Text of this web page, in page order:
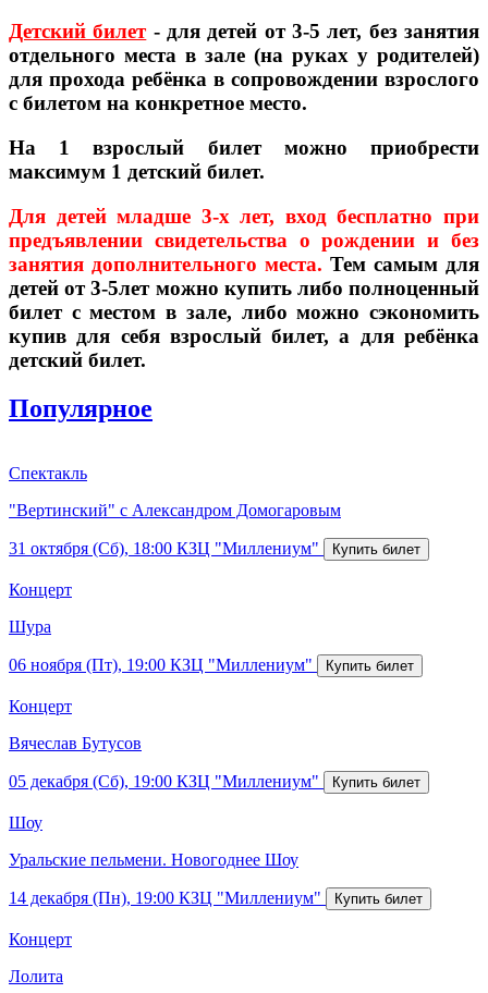
Детский билет- для детей от 3-5 лет, без занятия
отдельного места в зале (на руках у родителей)
для прохода ребёнка в сопровождении взрослого
с билетом на конкретное место.
На 1 взрослый билет можно приобрести
максимум 1 детский билет.
Для детей младше 3-х лет, вход бесплатно при
предъявлении свидетельства о рождении и без
занятия дополнительного места. Тем самым для
детей от 3-5лет можно купить либо полноценный
билет с местом в зале, либо можно сэкономить
купив для себя взрослый билет, а для ребёнка
детский билет.
Популярное
Спектакль
"Вертинский" с Александром Домогаровым
31 октября (Сб), 18:00 КЗЦ "Миллениум"
Концерт
Шура
06 ноября (Пт), 19:00 КЗЦ "Миллениум"
Концерт
Вячеслав Бутусов
05 декабря (Сб), 19:00 КЗЦ "Миллениум"
Шоу
Уральские пельмени. Новогоднее Шоу
14 декабря (Пн), 19:00 КЗЦ "Миллениум"
Концерт
Лолита